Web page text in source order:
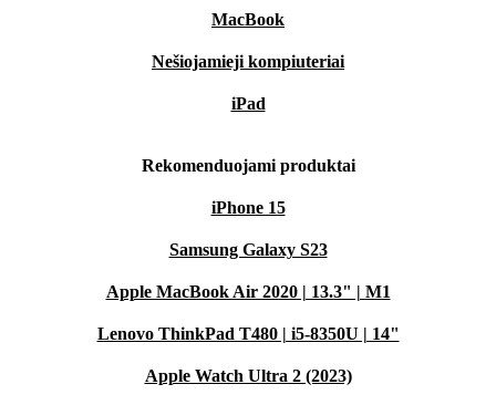
MacBook
Nešiojamieji kompiuteriai
iPad
Rekomenduojami produktai
iPhone 15
Samsung Galaxy S23
Apple MacBook Air 2020 | 13.3" | M1
Lenovo ThinkPad T480 | i5-8350U | 14"
Apple Watch Ultra 2 (2023)